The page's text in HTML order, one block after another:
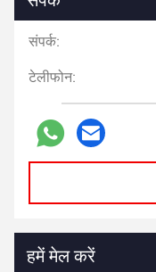
संपर्क:
टेलीफोन:
हमें मेल करें